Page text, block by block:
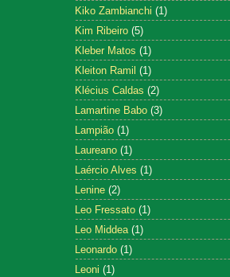
Kiko Zambianchi (1)
Kim Ribeiro (5)
Kleber Matos (1)
Kleiton Ramil (1)
Klécius Caldas (2)
Lamartine Babo (3)
Lampião (1)
Laureano (1)
Laércio Alves (1)
Lenine (2)
Leo Fressato (1)
Leo Middea (1)
Leonardo (1)
Leoni (1)